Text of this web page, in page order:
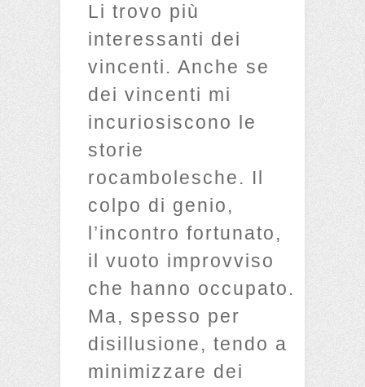
Li trovo più
interessanti dei
vincenti. Anche se
dei vincenti mi
incuriosiscono le
storie
rocambolesche. Il
colpo di genio,
l’incontro fortunato,
il vuoto improvviso
che hanno occupato.
Ma, spesso per
disillusione, tendo a
minimizzare dei